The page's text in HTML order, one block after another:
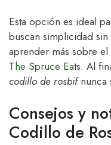
Esta opción es ideal
buscan simplicidad
aprender más sobre
The Spruce Eats. Al
codillo de rosbifnunca
Consejos y
Codillo de